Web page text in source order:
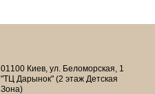
01100 Киев, ул. Беломорская, 1
"ТЦ Дарынок" (2 этаж Детская
Зона)